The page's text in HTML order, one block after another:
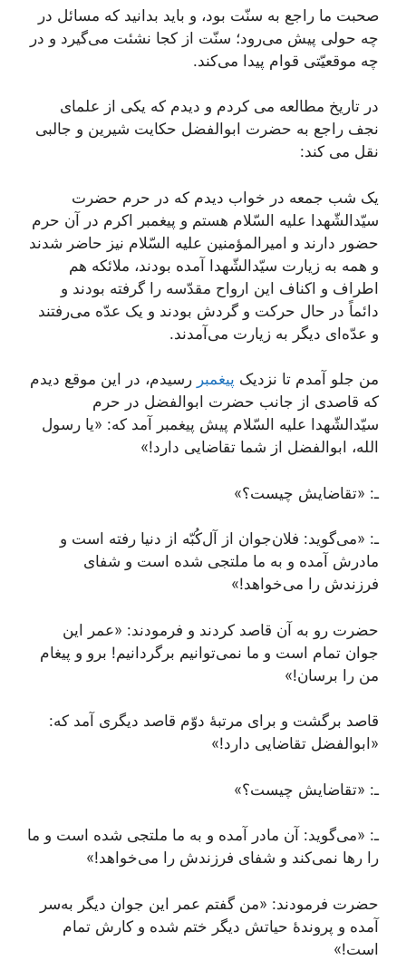
صحبت ما راجع به سنّت بود، و باید بدانید که مسائل در
چه حولی پیش می‌رود؛ سنّت از کجا نشئت می‌گیرد و در
چه موقعیّتی قوام پیدا می‌کند.
در تاریخ مطالعه می کردم و دیدم که یکی از علمای
نجف راجع به حضرت ابوالفضل حکایت شیرین و جالبی
نقل می کند:
یک شب جمعه در خواب دیدم که در حرم حضرت
سیّدالشّهدا علیه السّلام هستم و پیغمبر اکرم در آن حرم
حضور دارند و امیرالمؤمنین علیه السّلام نیز حاضر شدند
و همه به زیارت سیّدالشّهدا آمده بودند، ملائکه هم
اطراف و اکناف این ارواح مقدّسه را گرفته بودند و
دائماً در حال حرکت و گردش بودند و یک عدّه می‌رفتند
و عدّه‌ای دیگر به زیارت می‌آمدند.
من جلو آمدم تا نزدیک پیغمبر رسیدم، در این موقع دیدم
که قاصدی از جانب حضرت ابوالفضل در حرم
سیّدالشّهدا علیه السّلام پیش پیغمبر آمد که: «یا رسول
الله، ابوالفضل از شما تقاضایی دارد!»
ـ: «تقاضایش چیست؟»
ـ: «می‌گوید: فلان‌جوان از آل‌کُبّه از دنیا رفته است و
مادرش آمده و به ما ملتجی شده است و شفای
فرزندش را می‌خواهد!»
حضرت رو به آن قاصد کردند و فرمودند: «عمر این
جوان تمام است و ما نمی‌توانیم برگردانیم! برو و پیغام
من را برسان!»
قاصد برگشت و برای مرتبۀ دوّم قاصد دیگری آمد که:
«ابوالفضل تقاضایی دارد!»
ـ: «تقاضایش چیست؟»
ـ: «می‌گوید: آن مادر آمده و به ما ملتجی شده است و ما
را رها نمی‌کند و شفای فرزندش را می‌خواهد!»
حضرت فرمودند: «من گفتم عمر این جوان دیگر به‌سر
آمده و پروندۀ حیاتش دیگر ختم شده و کارش تمام
است!»